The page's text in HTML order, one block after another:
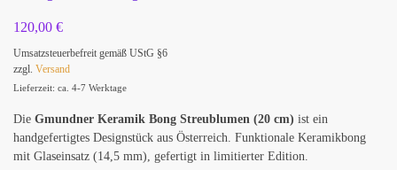
120,00 €
Umsatzsteuerbefreit gemäß UStG §6
zzgl. Versand
Lieferzeit: ca. 4-7 Werktage
Die Gmundner Keramik Bong Streublumen (20 cm) ist ein
handgefertigtes Designstück aus Österreich. Funktionale Keramikbong
mit Glaseinsatz (14,5 mm), gefertigt in limitierter Edition.